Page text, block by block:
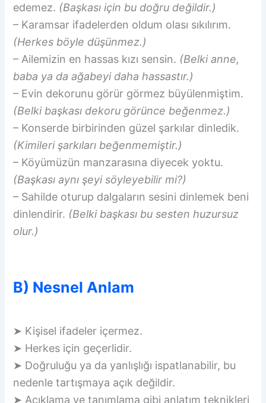
edemez. (Başkası için bu doğru değildir.)
– Karamsar ifadelerden oldum olası sıkılırım.
(Herkes böyle düşünmez.)
– Ailemizin en hassas kızı sensin. (Belki anne,
baba ya da ağabeyi daha hassastır.)
– Evin dekorunu görür görmez büyülenmiştim.
(Belki başkası dekoru görünce beğenmez.)
– Konserde birbirinden güzel şarkılar dinledik.
(Kimileri şarkıları beğenmemiştir.)
– Köyümüzün manzarasına diyecek yoktu.
(Başkası aynı şeyi söyleyebilir mi?)
– Sahilde oturup dalgaların sesini dinlemek beni
dinlendirir. (Belki başkası bu sesten huzursuz
olur.)
B) Nesnel Anlam
➤ Kişisel ifadeler içermez.
➤ Herkes için geçerlidir.
➤ Doğruluğu ya da yanlışlığı ispatlanabilir, bu
nedenle tartışmaya açık değildir.
➤ Açıklama ve tanımlama gibi anlatım teknikleri